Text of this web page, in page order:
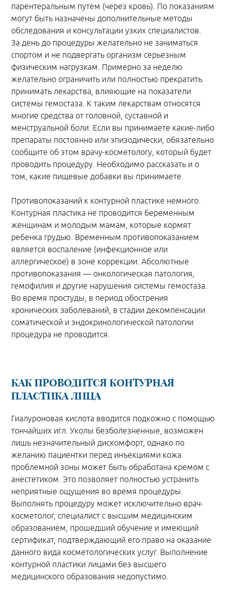
парентеральным путем (через кровь). По показаниям
могут быть назначены дополнительные методы
обследования и консультации узких специалистов.
За день до процедуры желательно не заниматься
спортом и не подвергать организм серьезным
физическим нагрузкам. Примерно за неделю
желательно ограничить или полностью прекратить
принимать лекарства, влияющие на показатели
системы гемостаза. К таким лекарствам относятся
многие средства от головной, суставной и
менструальной боли. Если вы принимаете какие-либо
препараты постоянно или эпизодически, обязательно
сообщите об этом врачу-косметологу, который будет
проводить процедуру. Необходимо рассказать и о
том, какие пищевые добавки вы принимаете.
Противопоказаний к контурной пластике немного.
Контурная пластика не проводится беременным
женщинам и молодым мамам, которые кормят
ребенка грудью. Временным противопоказанием
является воспаление (инфекционное или
аллергическое) в зоне коррекции. Абсолютные
противопоказания — онкологическая патология,
гемофилия и другие нарушения системы гемостаза.
Во время простуды, в период обострения
хронических заболеваний, в стадии декомпенсации
соматической и эндокринологической патологии
процедура не проводится.
КАК ПРОВОДИТСЯ КОНТУРНАЯ
ПЛАСТИКА ЛИЦА
Гиалуроновая кислота вводится подкожно с помощью
тончайших игл. Уколы безболезненные, возможен
лишь незначительный дискомфорт, однако по
желанию пациентки перед инъекциями кожа
проблемной зоны может быть обработана кремом с
анестетиком. Это позволяет полностью устранить
неприятные ощущения во время процедуры.
Выполнять процедуру может исключительно врач-
косметолог, специалист с высшим медицинским
образованием, прошедший обучение и имеющий
сертификат, подтверждающий его право на оказание
данного вида косметологических услуг. Выполнение
контурной пластики лицами без высшего
медицинского образования недопустимо.